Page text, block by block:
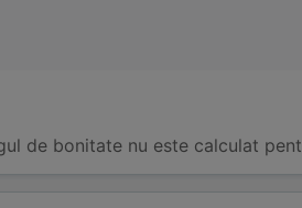
de bonitate nu este calculat